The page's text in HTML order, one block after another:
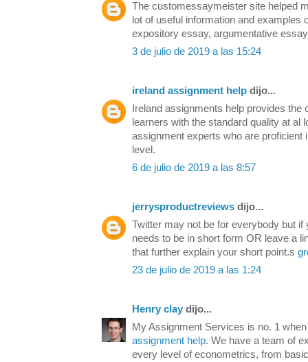
The customessaymeister site helped
lot of useful information and examples
expository essay, argumentative
3 de julio de 2019 a las 15:24
ireland assignment help dijo...
Ireland assignments help provides the
learners with the standard quality at al
assignment experts who are proficient
level.
6 de julio de 2019 a las 8:57
jerrysproductreviews dijo...
Twitter may not be for everybody but
needs to be in short form OR leave a
that further explain your short point.s
23 de julio de 2019 a las 1:24
Henry clay dijo...
My Assignment Services is no. 1
assignment help. We have a team of
every level of econometrics, from